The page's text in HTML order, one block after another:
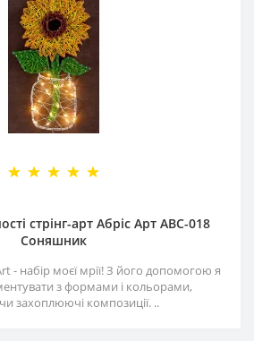
стрінг-арт Абріс Арт АВС-018
Соняшник
- набір моєї мрії! З його допомогою я
з формами і кольорами,
захоплюючі композиції. ..